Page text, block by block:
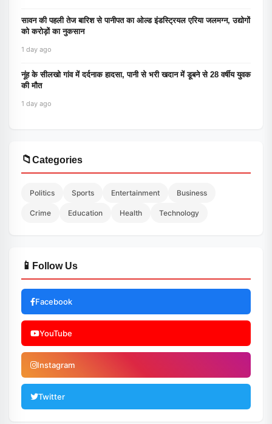
सावन की पहली तेज बारिश से पानीपत का ओल्ड इंडस्ट्रियल एरिया जलमग्न, उद्योगों
को करोड़ों का नुकसान
1 day ago
नूंह के सीलखो गांव में दर्दनाक हादसा, पानी से भरी खदान में डूबने से 28 वर्षीय युवक
की मौत
1 day ago
📁Categories
Politics Sports Entertainment Business
Crime Education Health Technology
📱 Follow Us
Facebook
YouTube
Instagram
Twitter